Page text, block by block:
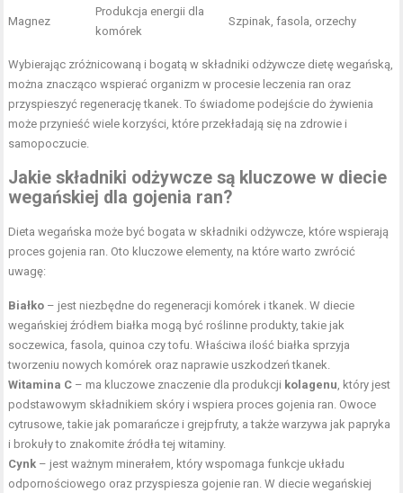
Magnez
Produkcja energii dla
komórek
Szpinak, fasola, orzechy
Wybierając zróżnicowaną i bogatą w składniki odżywcze dietę wegańską,
można znacząco wspierać organizm w procesie leczenia ran oraz
przyspieszyć regenerację tkanek. To świadome podejście do żywienia
może przynieść wiele korzyści, które przekładają się na zdrowie i
samopoczucie.
Jakie składniki odżywcze są kluczowe w diecie
wegańskiej dla gojenia ran?
Dieta wegańska może być bogata w składniki odżywcze, które wspierają
proces gojenia ran. Oto kluczowe elementy, na które warto zwrócić
uwagę:
Białko – jest niezbędne do regeneracji komórek i tkanek. W diecie
wegańskiej źródłem białka mogą być roślinne produkty, takie jak
soczewica, fasola, quinoa czy tofu. Właściwa ilość białka sprzyja
tworzeniu nowych komórek oraz naprawie uszkodzeń tkanek.
Witamina C – ma kluczowe znaczenie dla produkcji kolagenu, który jest
podstawowym składnikiem skóry i wspiera proces gojenia ran. Owoce
cytrusowe, takie jak pomarańcze i grejpfruty, a także warzywa jak papryka
i brokuły to znakomite źródła tej witaminy.
Cynk – jest ważnym minerałem, który wspomaga funkcje układu
odpornościowego oraz przyspiesza gojenie ran. W diecie wegańskiej